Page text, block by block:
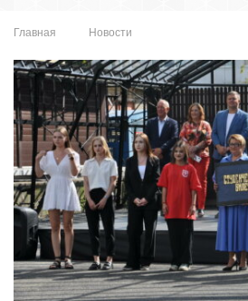
Главная Новости